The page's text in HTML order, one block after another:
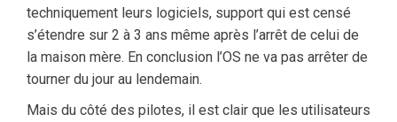
techniquement leurs logiciels, support qui est censé
s’étendre sur 2 à 3 ans même après l’arrêt de celui de
la maison mère. En conclusion l’OS ne va pas arrêter de
tourner du jour au lendemain.
Mais du côté des pilotes, il est clair que les utilisateurs